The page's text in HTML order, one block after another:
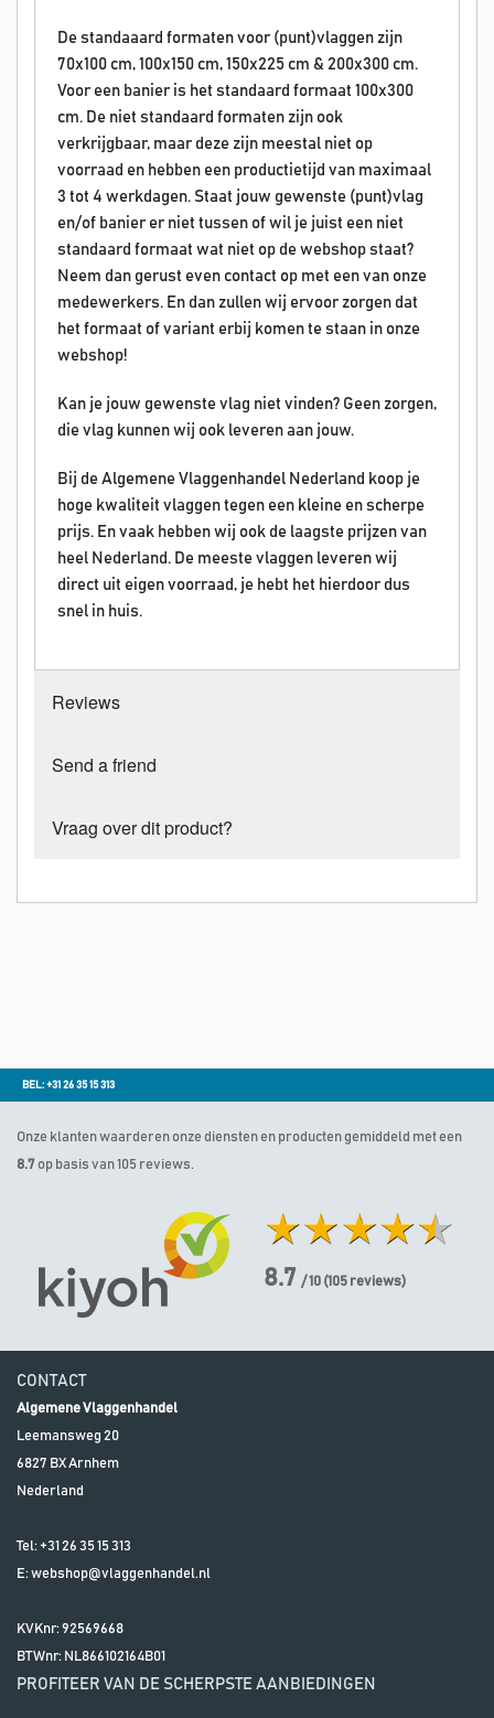
De standaaard formaten voor (punt)vlaggen zijn
70x100 cm, 100x150 cm, 150x225 cm & 200x300 cm.
Voor een banier is het standaard formaat 100x300
cm. De niet standaard formaten zijn ook
verkrijgbaar, maar deze zijn meestal niet op
voorraad en hebben een productietijd van maximaal
3 tot 4 werkdagen. Staat jouw gewenste (punt)vlag
en/of banier er niet tussen of wil je juist een niet
standaard formaat wat niet op de webshop staat?
Neem dan gerust even contact op met een van onze
medewerkers. En dan zullen wij ervoor zorgen dat
het formaat of variant erbij komen te staan in onze
webshop!
Kan je jouw gewenste vlag niet vinden? Geen zorgen,
die vlag kunnen wij ook leveren aan jouw.
Bij de Algemene Vlaggenhandel Nederland koop je
hoge kwaliteit vlaggen tegen een kleine en scherpe
prijs. En vaak hebben wij ook de laagste prijzen van
heel Nederland. De meeste vlaggen leveren wij
direct uit eigen voorraad, je hebt het hierdoor dus
snel in huis.
Reviews
Send a friend
Vraag over dit product?
BEL: +31 26 35 15 313
Onze klanten waarderen onze diensten en producten gemiddeld met een
8.7 op basis van 105 reviews.
8.7 / 10 (105 reviews)
CONTACT
Algemene Vlaggenhandel
Leemansweg 20
6827 BXArnhem
Nederland
Tel: +31 26 35 15 313
E:webshop@vlaggenhandel.nl
KVKnr: 92569668
BTWnr: NL866102164B01
PROFITEER VAN DE SCHERPSTE AANBIEDINGEN